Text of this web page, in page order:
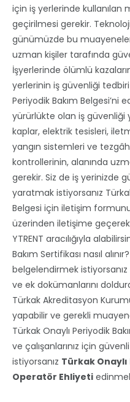
için iş yerlerinde kullanılan
geçirilmesi gerekir.
günümüzde bu muayeneler
uzman kişiler tarafında
İşyerlerinde ölümlü
yerlerinin iş güvenliği tedbiri
Periyodik Bakım Belgesi’ni
yürürlükte olan iş güvenliği
kaplar, elektrik tesisleri,
yangın sistemleri ve
kontrollerinin, alanında
gerekir. Siz de iş yerinizde
yaratmak istiyorsanız
Belgesi için iletişim
üzerinden iletişime geçerek
YTRENT aracılığıyla
Bakım Sertifikası nasıl
belgelendirmek istiyorsanız
ve ek dokümanlarını
Türkak Akreditasyon
yapabilir ve gerekli
Türkak Onaylı Periyodik
ve çalışanlarınız için
istiyorsanız Türkak
Operatör Ehliyeti